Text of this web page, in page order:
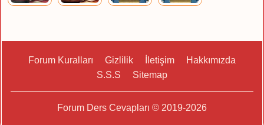
Forum Kuralları Gizlilik İletişim
Hakkımızda
S.S.S
Sitemap
Forum Ders Cevapları © 2019-2026